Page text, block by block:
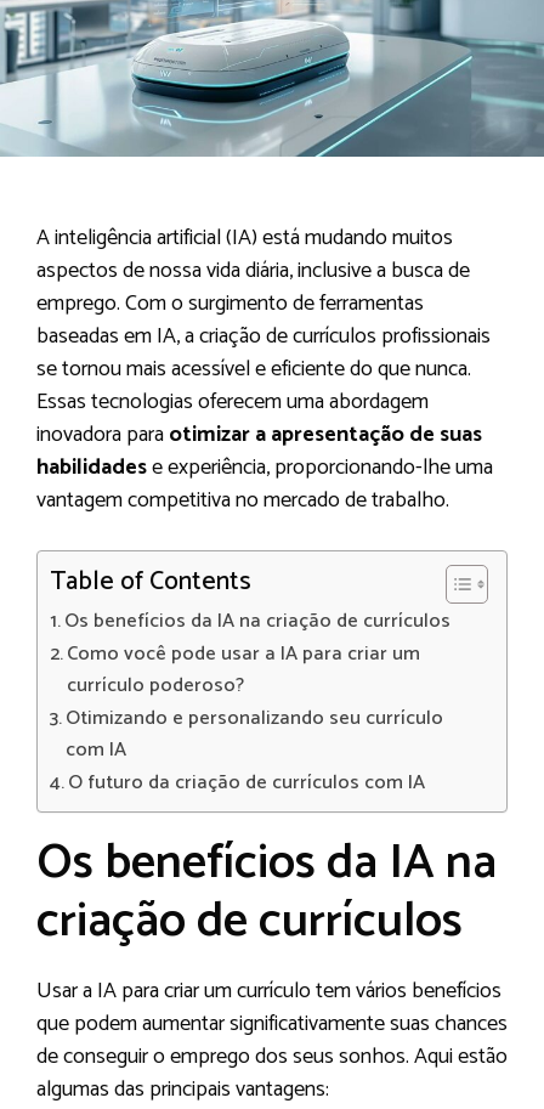
A inteligência artificial (IA) está mudando muitos
aspectos de nossa vida diária, inclusive a busca de
emprego. Com o surgimento de ferramentas
baseadas em IA, a criação de currículos profissionais
se tornou mais acessível e eficiente do que nunca.
Essas tecnologias oferecem uma abordagem
inovadora paraotimizar a apresentação de suas
habilidadese experiência, proporcionando-lhe uma
vantagem competitiva no mercado de trabalho.
Table of Contents
Os benefícios da IA na criação de currículos
Como você pode usar a IA para criar um
currículo poderoso?
Otimizando e personalizando seu currículo
com IA
O futuro da criação de currículos com IA
Os benefícios da IA na
criação de currículos
Usar a IA para criar um currículo tem vários benefícios
que podem aumentar significativamente suas chances
de conseguir o emprego dos seus sonhos. Aqui estão
algumas das principais vantagens: